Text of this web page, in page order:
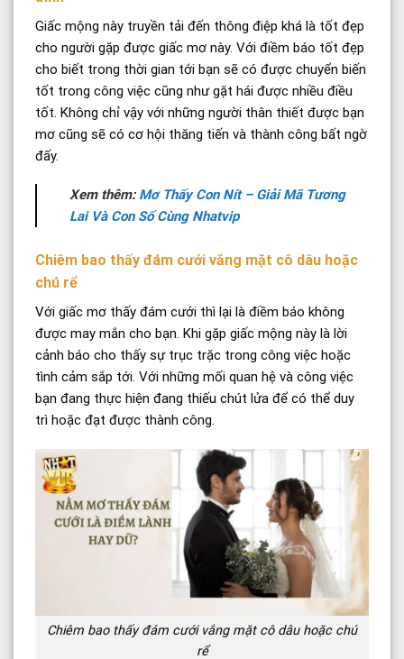
Giấc mộng này truyền tải đến thông điệp khá là tốt đẹp
cho người gặp được giấc mơ này. Với điềm báo tốt đẹp
cho biết trong thời gian tới bạn sẽ có được chuyển biến
tốt trong công việc cũng như gặt hái được nhiều điều
tốt. Không chỉ vậy với những người thân thiết được bạn
mơ cũng sẽ có cơ hội thăng tiến và thành công bất ngờ
đấy.
Xem thêm: Mơ Thấy Con Nít – Giải Mã Tương
Lai Và Con Số Cùng Nhatvip
Chiêm bao thấy đám cưới vắng mặt cô dâu hoặc
chú rể
Với giấc mơ thấy đám cưới thì lại là điềm báo không
được may mắn cho bạn. Khi gặp giấc mộng này là lời
cảnh báo cho thấy sự trục trặc trong công việc hoặc
tình cảm sắp tới. Với những mối quan hệ và công việc
bạn đang thực hiện đang thiếu chút lửa để có thể duy
trì hoặc đạt được thành công.
Chiêm bao thấy đám cưới vắng mặt cô dâu hoặc chú
rể